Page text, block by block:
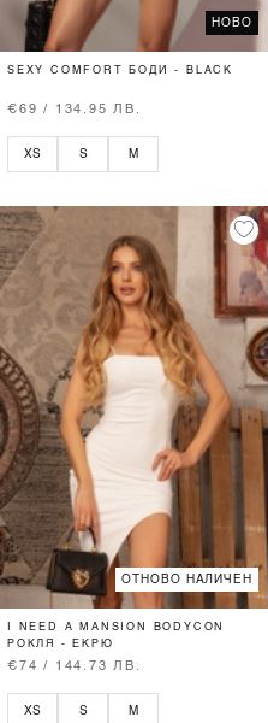
НОВО
SEXY COMFORT БОДИ - BLACK
€69 / 134.95 ЛВ.
XS S M
ОТНОВО НАЛИЧЕН
I NEED A MANSION BODYCON
РОКЛЯ - ЕКРЮ
€74 / 144.73 ЛВ.
XS S M